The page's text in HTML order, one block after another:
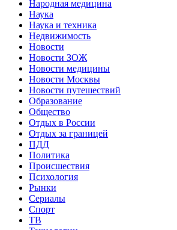
Народная медицина
Наука
Наука и техника
Недвижимость
Новости
Новости ЗОЖ
Новости медицины
Новости Москвы
Новости путешествий
Образование
Общество
Отдых в России
Отдых за границей
ПДД
Политика
Происшествия
Психология
Рынки
Сериалы
Спорт
ТВ